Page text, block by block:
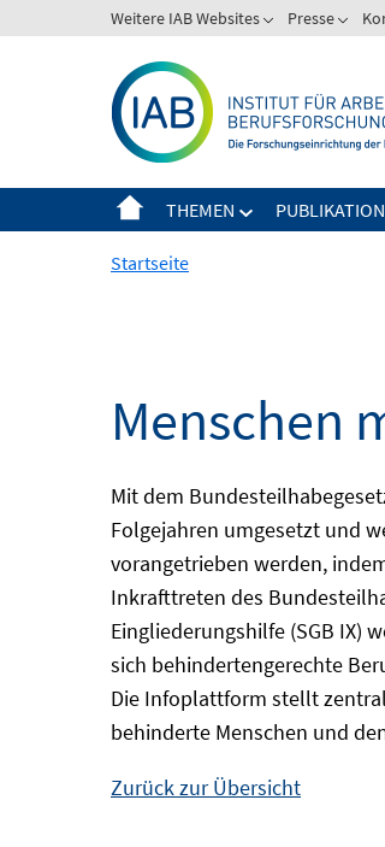
zum
Weitere IAB Websites Presse
THEMEN
Startseite
Menschen
Mit dem
Folgejahren umgesetzt und
vorangetrieben werden,
Inkrafttreten des
Eingliederungshilfe (SGB IX)
sich behindertengerechte
Die Infoplattform stellt
behinderte Menschen und
Zurück zur Übersicht